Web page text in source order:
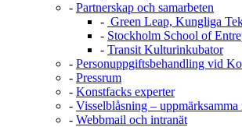
- Partnerskap och samarbeten
- Green Leap, Kungliga
- Stockholm School of
- Transit Kulturinkubator
- Personuppgiftsbehandling vid
- Pressrum
- Konstfacks experter
- Visselblåsning – uppmärksamma
- Webbmail och intranät